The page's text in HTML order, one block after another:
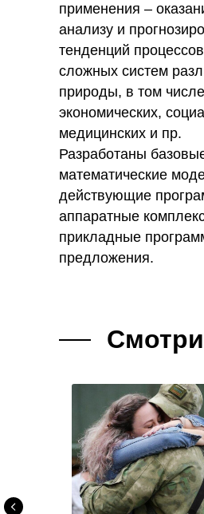
применения –
анализу и
тенденций
сложных систем
природы, в том
экономических,
медицинских и пр.
Разработаны
математические
действующие
аппаратные
прикладные
предложения.
так же